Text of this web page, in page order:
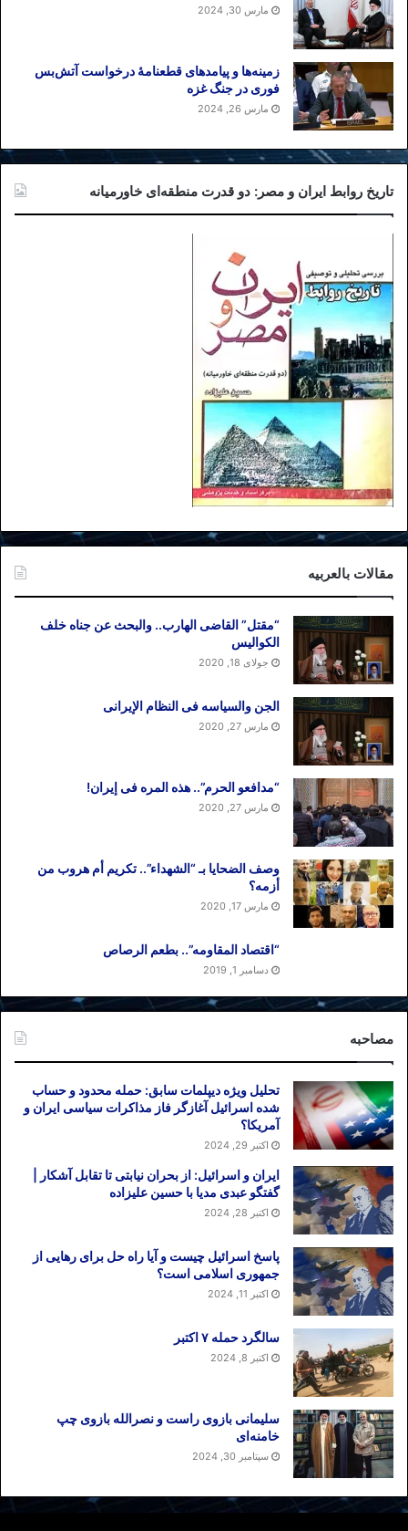
مارس 30, 2024
زمینه‌ها و پیامدهای قطعنامهٔ درخواست آتش‌بس
فوری در جنگ غزه
مارس 26, 2024
تاریخ روابط ایران و مصر: دو قدرت منطقه‌ای خاورمیانه
مقالات بالعربیه
“مقتل” القاضی الهارب.. والبحث عن جناه خلف
الکوالیس
جولای 18, 2020
الجن والسیاسه فی النظام اﻹیرانی
مارس 27, 2020
“مدافعو الحرم”.. هذه المره فی إیران!
مارس 27, 2020
وصف الضحایا بـ “الشهداء”.. تکریم أم هروب من
أزمه؟
مارس 17, 2020
“اقتصاد المقاومه”.. بطعم الرصاص
دسامبر 1, 2019
مصاحبه
تحلیل ویژه دیپلمات سابق: حمله محدود و حساب
شده اسرائیل آغازگر فاز مذاکرات سیاسی ایران و
آمریکا؟
اکتبر 29, 2024
ایران و اسرائیل: از بحران نیابتی تا تقابل آشکار |
گفتگو عبدی مدیا با حسین علیزاده
اکتبر 28, 2024
پاسخ اسرائیل چیست و آیا راه حل برای رهایی از
جمهوری اسلامی است؟
اکتبر 11, 2024
سالگرد حمله ۷ اکتبر
اکتبر 8, 2024
سلیمانی بازوی راست و نصرالله بازوی چپ
خامنه‌ای
سپتامبر 30, 2024